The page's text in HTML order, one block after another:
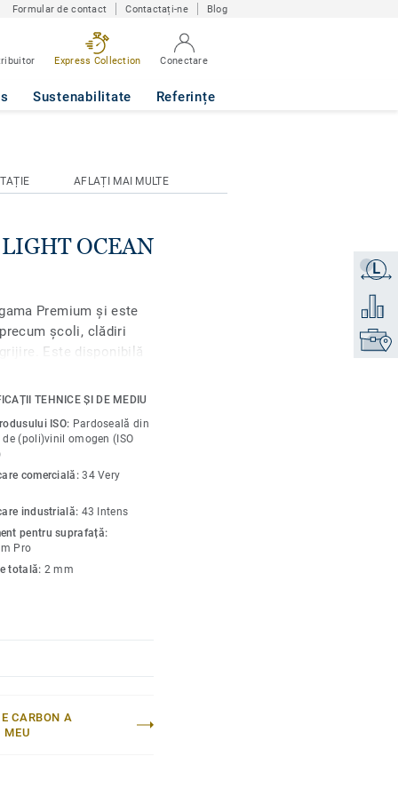
Formular de contact Contactați-ne Blog
Express Collection Conectare
Sustenabilitate Referințe
L
Găsiți
AFLAȚI MAI MULTE
OCEAN
Premium și este
școli, clădiri
Este disponibilă
Designul său
indiferent de
TEHNICE ȘI DE MEDIU
ISO: Pardoseală din
(poli)vinil omogen (ISO
comercială:34 Very
industrială: 43 Intens
pentru suprafață:
Pro
totală: 2 mm
CARBON A
MEU